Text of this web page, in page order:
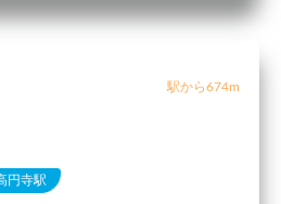
駅から674m
円寺駅